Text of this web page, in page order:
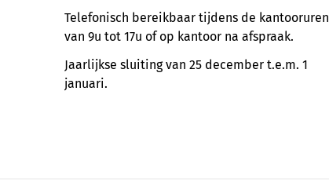
Telefonisch bereikbaar tijdens de kantooruren
van 9u tot 17u of op kantoor na afspraak.
Jaarlijkse sluiting van 25 december t.e.m. 1
januari.